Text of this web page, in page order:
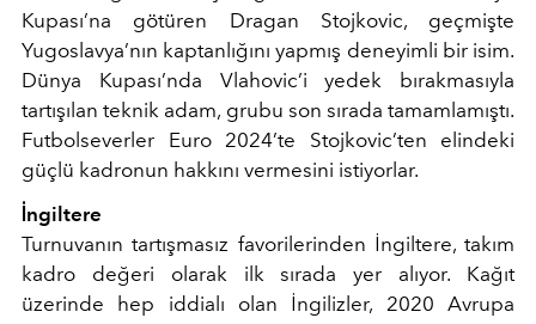
Kupası’na götüren Dragan Stojkovic, geçmişte
Yugoslavya’nın kaptanlığını yapmış deneyimli bir isim.
Dünya Kupası’nda Vlahovic’i yedek bırakmasıyla
tartışılan teknik adam, grubu son sırada tamamlamıştı.
Futbolseverler Euro 2024’te Stojkovic’ten elindeki
güçlü kadronun hakkını vermesini istiyorlar.
İngiltere
Turnuvanın tartışmasız favorilerinden İngiltere, takım
kadro değeri olarak ilk sırada yer alıyor. Kağıt
üzerinde hep iddialı olan İngilizler, 2020 Avrupa